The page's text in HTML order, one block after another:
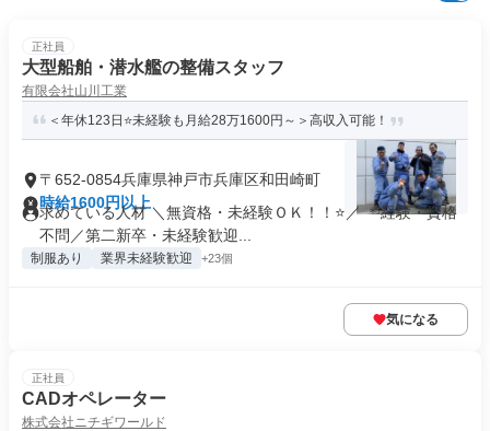
正社員
大型船舶・潜水艦の整備スタッフ
有限会社山川工業
＜年休123日⭐未経験も月給28万1600円～＞高収入可能！
〒652-0854兵庫県神戸市兵庫区和田崎町
時給1600円以上
求めている人材 ＼無資格・未経験ＯＫ！！⭐／ ＊経験・資格
不問／第二新卒・未経験歓迎...
制服あり 業界未経験歓迎 +23個
気になる
正社員
CADオペレーター
株式会社ニチギワールド